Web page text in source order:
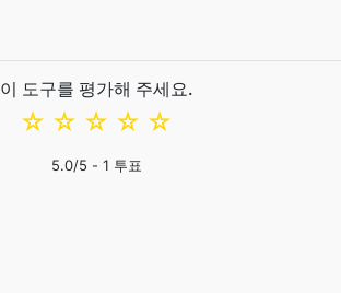
이 도구를 평가해 주세요.
☆
☆
☆
☆
☆
5.0/5 - 1 투표